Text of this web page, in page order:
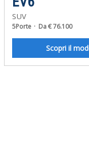
SUV
5Porte Da € 76.100
Scopri il